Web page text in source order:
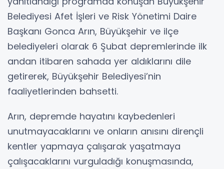
Belediyesi Afet İşleri ve Risk Yönetimi Daire
Başkanı Gonca Arın, Büyükşehir ve ilçe
belediyeleri olarak 6 Şubat depremlerinde ilk
andan itibaren sahada yer aldıklarını dile
getirerek, Büyükşehir Belediyesi’nin
faaliyetlerinden bahsetti.
Arın, depremde hayatını kaybedenleri
unutmayacaklarını ve onların anısını dirençli
kentler yapmaya çalışarak yaşatmaya
çalışacaklarını vurguladığı konuşmasında,